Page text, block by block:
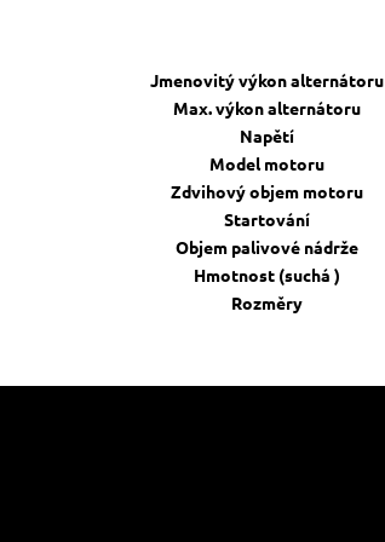
Jmenovitý výkon alternátoru
Max. výkon alternátoru
Napětí
Model motoru
Zdvihový objem motoru
Startování
Objem palivové nádrže
Hmotnost (suchá )
Rozměry